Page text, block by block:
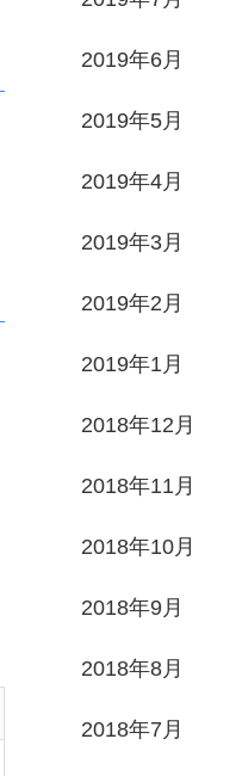
2019年6月
2019年5月
2019年4月
2019年3月
2019年2月
2019年1月
2018年12月
2018年11月
2018年10月
2018年9月
2018年8月
2018年7月